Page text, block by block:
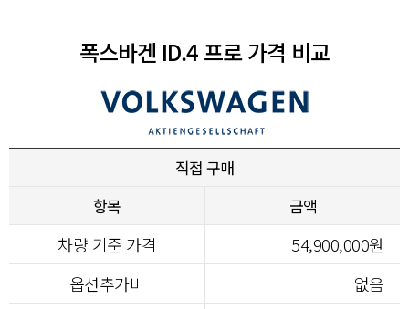
폭스바겐 ID.4 프로 가격 비교
직접 구매
항목
금액
차량 기준 가격
54,900,000원
옵션추가비
없음